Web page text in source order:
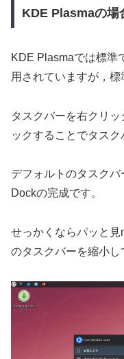
KDE Plasmaの場
KDE Plasmaでは標準
用されていますが，標
タスクバーを右クリ
ックすることでタスク
デフォルトのタスクバ
Dockの完成です。
せっかくならパッと
のタスクバーを縮小し